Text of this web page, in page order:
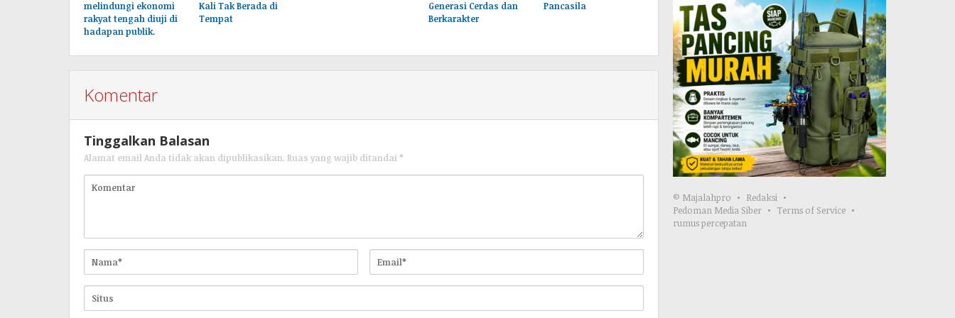
melindungi ekonomi
rakyat tengah diuji di
hadapan publik.
Kali Tak Berada di
Tempat
Generasi Cerdas dan
Berkarakter
Pancasila
Komentar
Tinggalkan Balasan
Alamat email Anda tidak akan dipublikasikan. Ruas yang wajib ditandai *
© Majalahpro
Redaksi
Pedoman Media Siber
Terms of Service
rumus percepatan